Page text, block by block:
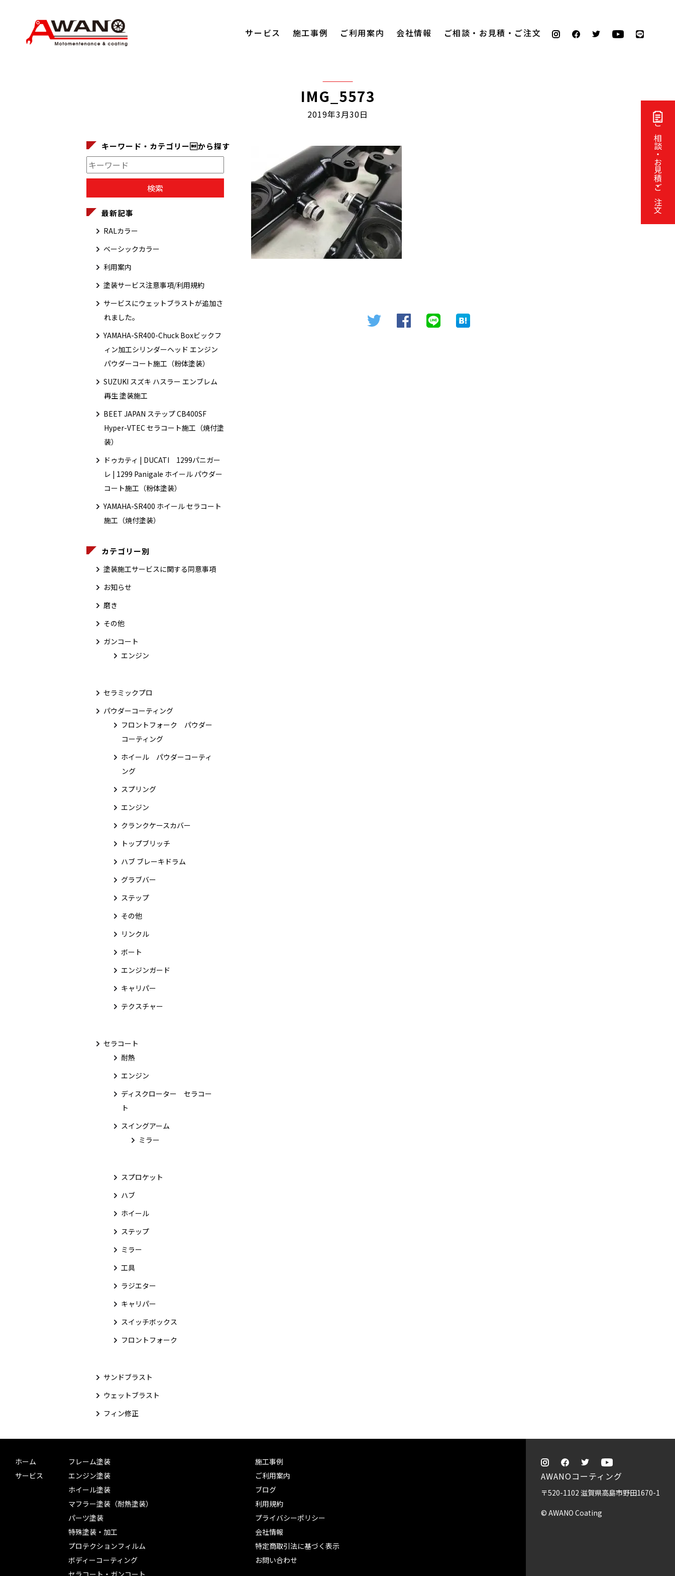
ご相談・お見積・ご注文
サービス 施工事例 ご利用案内 会社情報 ご相談・お見積・ご注文
IMG_5573
2019年3月30日
キーワード・カテゴリーから探す
最新記事
RALカラー
ベーシックカラー
利用案内
塗装サービス注意事項/利用規約
サービスにウェットブラストが追加さ
れました。
YAMAHA-SR400-Chuck Boxビックフ
ィン加工シリンダーヘッド エンジン
パウダーコート施工（粉体塗装）
SUZUKI スズキ ハスラー エンブレム
再生 塗装施工
BEET JAPAN ステップ CB400SF
Hyper-VTEC セラコート施工（焼付塗
装）
ドゥカティ | DUCATI 1299パニガー
レ | 1299 Panigale ホイール パウダー
コート施工（粉体塗装）
YAMAHA-SR400 ホイール セラコート
施工（焼付塗装）
カテゴリー別
塗装施工サービスに関する同意事項
お知らせ
磨き
その他
ガンコート
エンジン
セラミックプロ
パウダーコーティング
フロントフォーク パウダー
コーティング
ホイール パウダーコーティ
ング
スプリング
エンジン
クランクケースカバー
トップブリッチ
ハブ ブレーキドラム
グラブバー
ステップ
その他
リンクル
ボート
エンジンガード
キャリパー
テクスチャー
セラコート
耐熱
エンジン
ディスクローター セラコー
ト
スイングアーム
ミラー
スプロケット
ハブ
ホイール
ステップ
ミラー
工具
ラジエター
キャリパー
スイッチボックス
フロントフォーク
サンドブラスト
ウェットブラスト
フィン修正
ホーム
サービス
フレーム塗装
エンジン塗装
ホイール塗装
マフラー塗装（耐熱塗装）
パーツ塗装
特殊塗装・加工
プロテクションフィルム
ボディーコーティング
セラコート・ガンコート
施工事例
ご利用案内
ブログ
利用規約
プライバシーポリシー
会社情報
特定商取引法に基づく表示
お問い合わせ
AWANOコーティング
〒520-1102 滋賀県高島市野田1670-1
© AWANO Coating